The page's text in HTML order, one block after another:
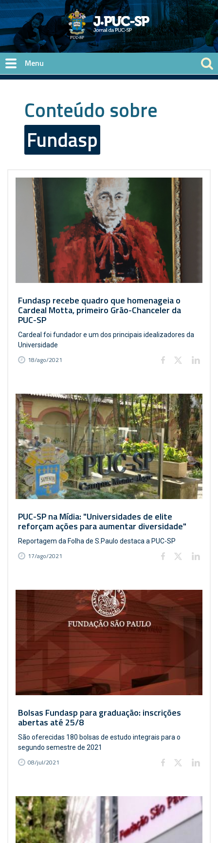
Pular para o conteúdo principal
Conteúdo sobre
Fundasp
Fundasp recebe quadro que homenageia o
Cardeal Motta, primeiro Grão-Chanceler da
PUC-SP
Cardeal foi fundador e um dos principais idealizadores da
Universidade
18/ago/2021
PUC-SP na Mídia: "Universidades de elite
reforçam ações para aumentar diversidade"
Reportagem da Folha de S.Paulo destaca a PUC-SP
17/ago/2021
Bolsas Fundasp para graduação: inscrições
abertas até 25/8
São oferecidas 180 bolsas de estudo integrais para o
segundo semestre de 2021
08/jul/2021